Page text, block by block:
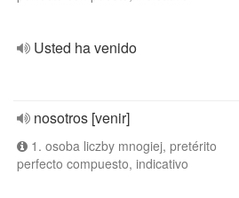
Usted ha venido
nosotros [venir]
1. osoba liczby mnogiej, pretérito
perfecto compuesto, indicativo